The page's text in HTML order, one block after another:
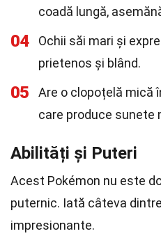
coadă lungă,
04
Ochii săi mari și
prietenos și blând.
05
Are o clopoțelă mică
care produce sunete
Abilități și Puteri
Acest Pokémon nu este
puternic. Iată câteva
impresionante.